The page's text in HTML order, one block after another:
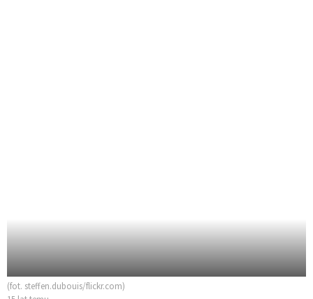
(fot. steffen.dubouis/flickr.com)